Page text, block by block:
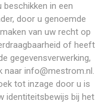
in een
door u genoemde
van uw recht op
of heeft
gegevensverwerking,
naar info@mestrom.nl.
tot inzage door u is
identiteitsbewijs bij het